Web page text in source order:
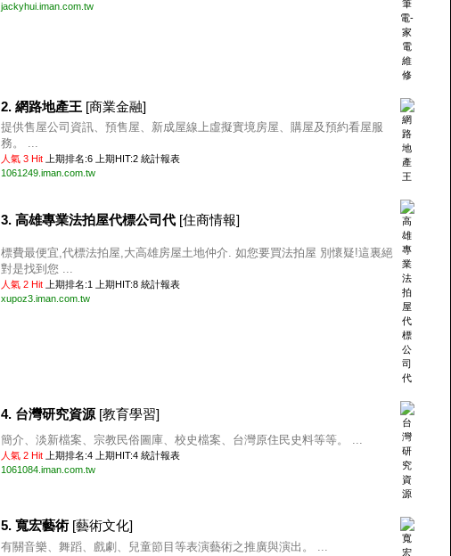
jackyhui.iman.com.tw
2. 網路地產王 [商業金融]
提供售屋公司資訊、預售屋、新成屋線上虛擬實境房屋、購屋及預約看屋服
務。 ...
人氣 3 Hit 上期排名:6 上期HIT:2 統計報表
1061249.iman.com.tw
3. 高雄專業法拍屋代標公司代 [住商情報]
標費最便宜,代標法拍屋,大高雄房屋土地仲介. 如您要買法拍屋 別懷疑!這裏絕
對是找到您 ...
人氣 2 Hit 上期排名:1 上期HIT:8 統計報表
xupoz3.iman.com.tw
4. 台灣研究資源 [教育學習]
簡介、淡新檔案、宗教民俗圖庫、校史檔案、台灣原住民史料等等。 ...
人氣 2 Hit 上期排名:4 上期HIT:4 統計報表
1061084.iman.com.tw
5. 寬宏藝術 [藝術文化]
有關音樂、舞蹈、戲劇、兒童節目等表演藝術之推廣與演出。 ...